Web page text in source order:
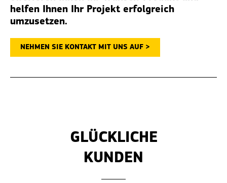
helfen Ihnen Ihr Projekt erfolgreich
umzusetzen.
NEHMEN SIE KONTAKT MIT UNS AUF >
GLÜCKLICHE
KUNDEN